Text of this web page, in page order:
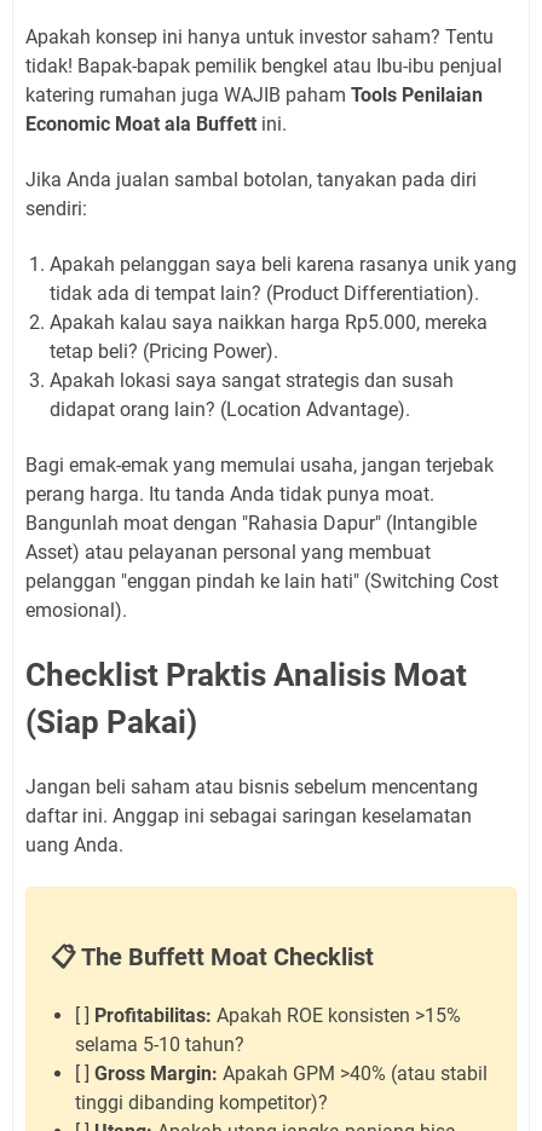
Apakah konsep ini hanya untuk investor saham? Tentu
tidak! Bapak-bapak pemilik bengkel atau Ibu-ibu penjual
katering rumahan juga WAJIB paham Tools Penilaian
Economic Moat ala Buffett ini.
Jika Anda jualan sambal botolan, tanyakan pada diri
sendiri:
Apakah pelanggan saya beli karena rasanya unik yang
tidak ada di tempat lain? (Product Differentiation).
Apakah kalau saya naikkan harga Rp5.000, mereka
tetap beli? (Pricing Power).
Apakah lokasi saya sangat strategis dan susah
didapat orang lain? (Location Advantage).
Bagi emak-emak yang memulai usaha, jangan terjebak
perang harga. Itu tanda Anda tidak punya moat.
Bangunlah moat dengan "Rahasia Dapur" (Intangible
Asset) atau pelayanan personal yang membuat
pelanggan "enggan pindah ke lain hati" (Switching Cost
emosional).
Checklist Praktis Analisis Moat
(Siap Pakai)
Jangan beli saham atau bisnis sebelum mencentang
daftar ini. Anggap ini sebagai saringan keselamatan
uang Anda.
📋 The Buffett Moat Checklist
[ ] Profitabilitas: Apakah ROE konsisten >15%
selama 5-10 tahun?
[ ] Gross Margin: Apakah GPM >40% (atau stabil
tinggi dibanding kompetitor)?